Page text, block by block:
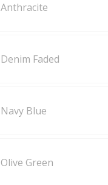
Anthracite
Denim Faded
Navy Blue
Olive Green